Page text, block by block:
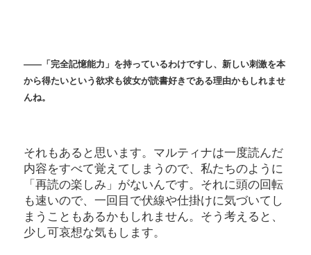
―― 「完全記憶能力」を持っているわけですし、新しい刺激を本
から得たいという欲求も彼女が読書好きである理由かもしれませ
んね。
それもあると思います。マルティナは一度読んだ
内容をすべて覚えてしまうので、私たちのように
「再読の楽しみ」がないんです。それに頭の回転
も速いので、一回目で伏線や仕掛けに気づいてし
まうこともあるかもしれません。そう考えると、
少し可哀想な気もします。